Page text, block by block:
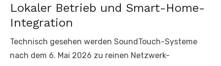
Lokaler Betrieb und Smart-Home-
Integration
Technisch gesehen werden SoundTouch-Systeme
nach dem 6. Mai 2026 zu reinen Netzwerk-